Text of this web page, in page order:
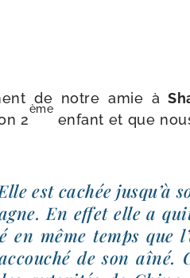
de notre amie à
2
ème
enfant et que
est cachée jusqu’à
En effet elle a
même temps que
de son aîné.